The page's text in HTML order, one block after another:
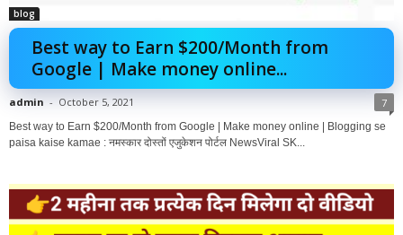
blog
Best way to Earn $200/Month from
Google | Make money online...
admin - October 5, 2021 7
Best way to Earn $200/Month from Google | Make money online | Blogging se
paisa kaise kamae : नमस्कार दोस्तों एजुकेशन पोर्टल NewsViral SK...